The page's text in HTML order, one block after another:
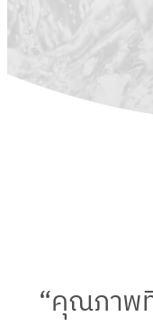
“คุณภาพ